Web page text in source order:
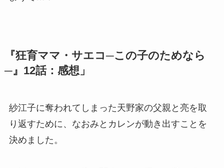
『狂育ママ・サエコ─この子のためなら
─』12話：感想」
紗江子に奪われてしまった天野家の父親と亮を取
り返すために、なおみとカレンが動き出すことを
決めました。